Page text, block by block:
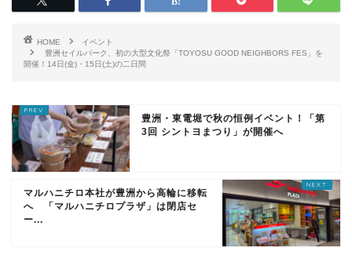
HOME
イベント
豊洲セイルパーク、初の大型文化祭「TOYOSU GOOD NEIGHBORS FES」を
開催！14日(金)・15日(土)の二日間
豊洲・東電堀で秋の恒例イベント！「第
3回 シントヨまつり」が開催へ
マルハニチロ本社が豊洲から高輪に移転
へ 「マルハニチロプラザ」は閉店セ
ー...